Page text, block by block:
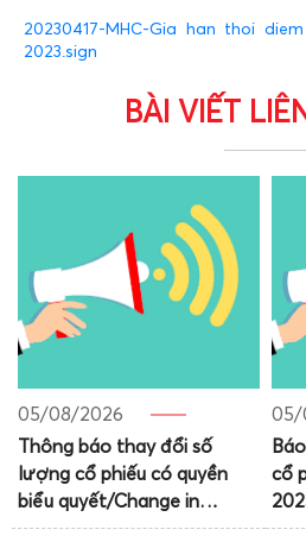
20230417-MHC-Gia han thoi
2023.sign
BÀI VIẾT
05/08/2026
Thông báo thay đổi số
lượng cổ phiếu có quyền
biểu quyết/Change in
number of shares with
05/
cổ
the